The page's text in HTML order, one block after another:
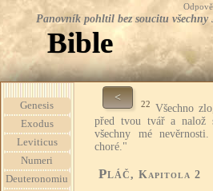
Panovník pohltil bez soucitu všechny
Bible
Genesis
Exodus
Leviticus
Numeri
Deuteronomiu
<
22 Všechno
před tvou tvář a
všechny mé
choré."
Pláč, Kapitola 2